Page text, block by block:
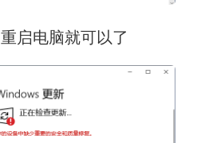
启电脑就可以了